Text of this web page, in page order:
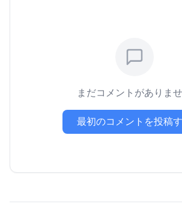
まだコメントがありま
最初のコメントを投稿